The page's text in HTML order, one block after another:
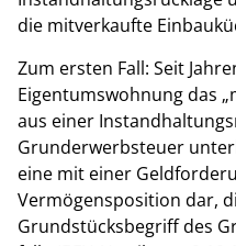
die mitverkaufte
Zum ersten Fall: Seit
Eigentumswohnung das
aus einer
Grunderwerbsteuer
eine mit einer
Vermögensposition dar,
Grundstücksbegriff des